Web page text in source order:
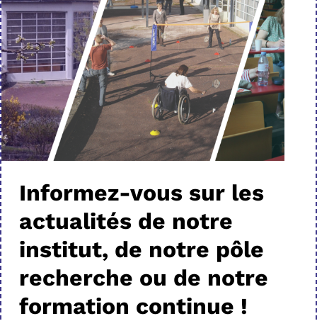
Informez-vous sur les
actualités de notre
institut, de notre pôle
recherche ou de notre
formation continue !